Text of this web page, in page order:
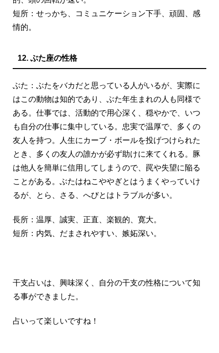
短所：せっかち、コミュニケーション下手、頑固、感
情的。
12. ぶた座の性格
ぶた：ぶたをバカだと思っている人がいるが、実際に
はこの動物は知的であり、ぶた年生まれの人も同様で
ある。仕事では、活動的で用心深く、穏やかで、いつ
も自分の仕事に集中している。忠実で温厚で、多くの
友人を持つ。人生にカーブ・ボールを投げつけられた
とき、多くの友人の誰かが必ず助けに来てくれる。豚
は他人を簡単に信用してしまうので、罠や失望に陥る
ことがある。ぶたはねこややぎとはうまくやっていけ
るが、とら、さる、へびとはトラブルが多い。
長所：温厚、誠実、正直、楽観的、寛大。
短所：内気、だまされやすい、嫉妬深い。
干支占いは、興味深く、自分の干支の性格について知
る事ができました。
占いって楽しいですね！